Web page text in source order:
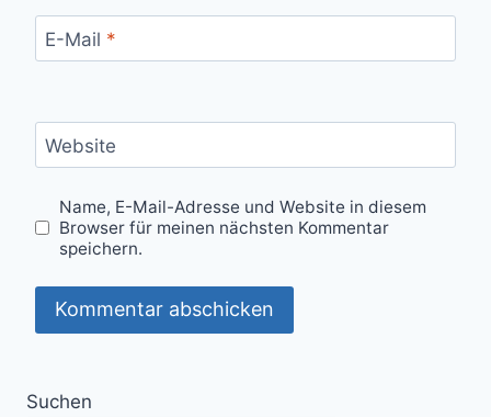
E-Mail *
Website
Name, E-Mail-Adresse und Website in diesem
Browser für meinen nächsten Kommentar
speichern.
Suchen